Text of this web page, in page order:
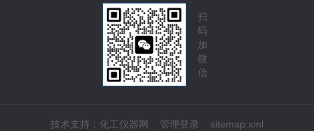
扫
码
加
微
信
技术支持： 化工仪器网 管理登录 sitemap.xml